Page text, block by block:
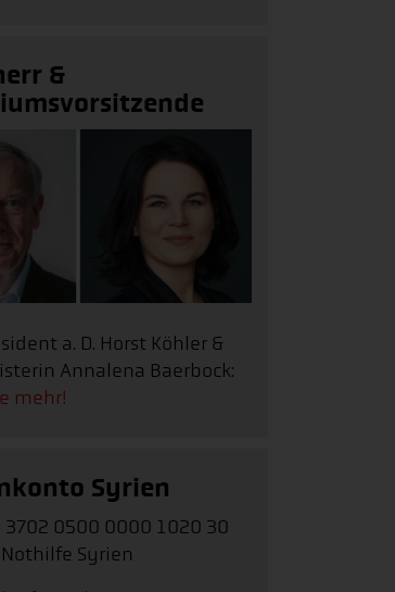
&
a. D. Horst Köhler &
Annalena Baerbock:
mehr!
Syrien
3702 0500 0000 1020 30
Nothilfe Syrien